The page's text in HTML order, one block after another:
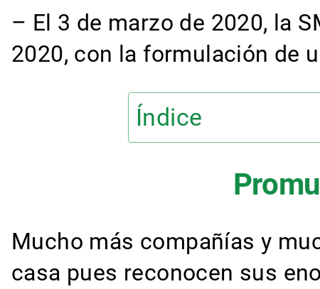
– El 3 de marzo de 2020, la
2020, con la formulación de
Índice
Mucho más compañías y
casa pues reconocen sus